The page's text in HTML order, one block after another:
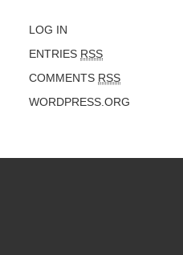
LOG IN
ENTRIES RSS
COMMENTS RSS
WORDPRESS.ORG